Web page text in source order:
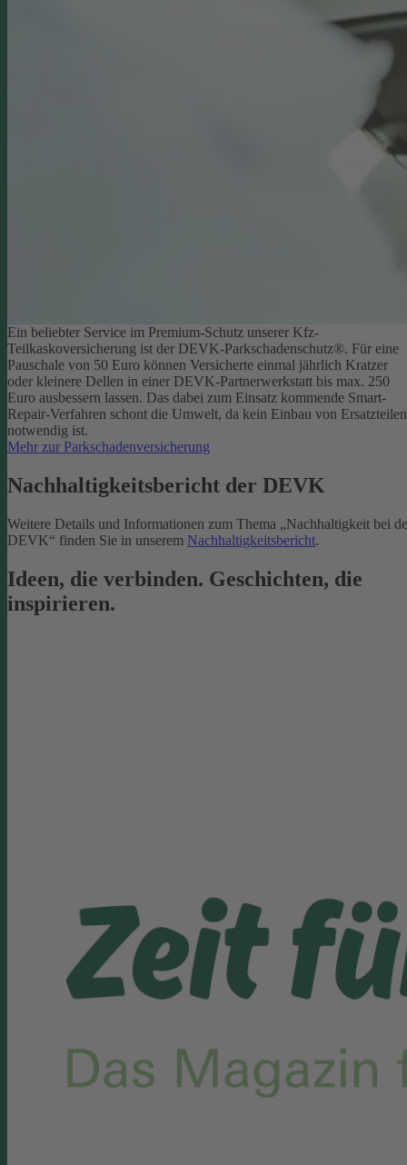
Ein beliebter Service im Premium-Schutz unserer Kfz-
Teilkaskoversicherung ist der DEVK-Parkschadenschutz®. Für eine
Pauschale von 50 Euro können Versicherte einmal jährlich Kratzer
oder kleinere Dellen in einer DEVK-Partnerwerkstatt bis max. 250
Euro ausbessern lassen. Das dabei zum Einsatz kommende Smart-
Repair-Verfahren schont die Umwelt, da kein Einbau von Ersatzteilen
notwendig ist.
Mehr zur Parkschadenversicherung
Nachhaltigkeitsbericht der DEVK
Weitere Details und Informationen zum Thema „Nachhaltigkeit bei
DEVK“ finden Sie in unserem Nachhaltigkeitsbericht.
Ideen, die verbinden. Geschichten, die
inspirieren.